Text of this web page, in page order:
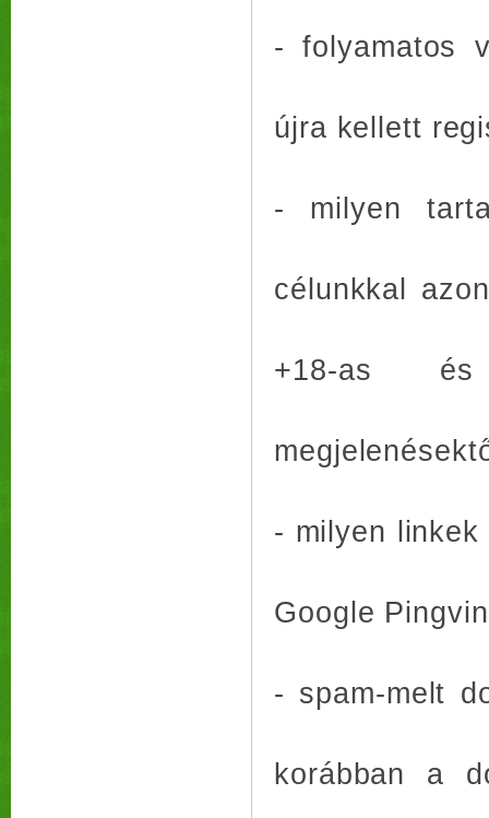
- folyamatos
újra kellett
- milyen
célunkkal
+18-as
- milyen
Google
- spam-melt
korábban a